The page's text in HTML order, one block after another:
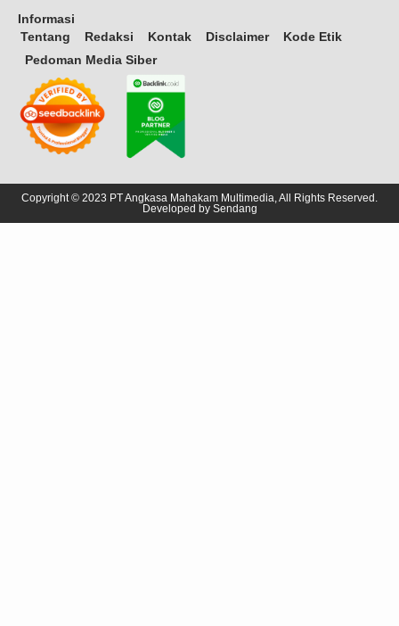
Informasi
Tentang
Redaksi Kontak Disclaimer
Kode Etik
Pedoman Media Siber
Copyright © 2023 PT Angkasa Mahakam Multimedia, All Rights Reserved.
Developed by Sendang